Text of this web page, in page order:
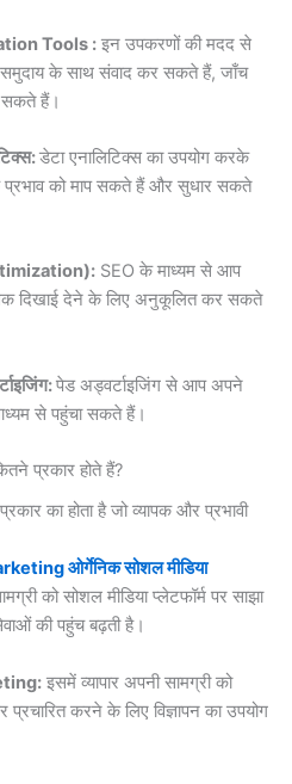
Tools : इन उपकरणों की मदद से
के साथ संवाद कर सकते हैं, जाँच
सकते हैं।
डेटा एनालिटिक्स का उपयोग करके
को माप सकते हैं और सुधार सकते
SEO के माध्यम से आप
दिखाई देने के लिए अनुकूलित कर सकते
पेड अड्वर्टाइजिंग से आप अपने
से पहुंचा सकते हैं।
प्रकार होते हैं?
का होता है जो व्यापक और प्रभावी
ओर्गेनिक सोशल मीडिया
को सोशल मीडिया प्लेटफॉर्म पर साझा
की पहुंच बढ़ती है।
इसमें व्यापार अपनी सामग्री को
करने के लिए विज्ञापन का उपयोग